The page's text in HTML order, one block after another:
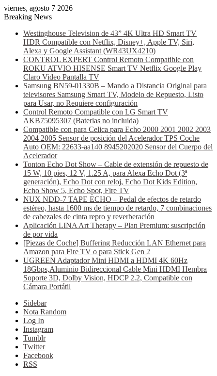
viernes, agosto 7 2026
Breaking News
Westinghouse Television de 43” 4K Ultra HD Smart TV
HDR Compatible con Netflix, Disney+, Apple TV, Siri,
Alexa y Google Assistant (WR43UX4210)
CONTROL EXPERT Control Remoto Compatible con
ROKU ATVIO HISENSE Smart TV Netflix Google Play
Claro Video Pantalla TV
Samsung BN59-01330B – Mando a Distancia Original para
televisores Samsung Smart TV, Modelo de Repuesto, Listo
para Usar, no Requiere configuración
Control Remoto Compatible con LG Smart TV
AKB75095307 (Baterias no incluida)
Compatible con para Celica para Echo 2000 2001 2002 2003
2004 2005 Sensor de posición del Acelerador TPS Coche
Auto OEM: 22633-aa140 8945202020 Sensor del Cuerpo del
Acelerador
Tonton Echo Dot Show – Cable de extensión de repuesto de
15 W, 10 pies, 12 V, 1.25 A, para Alexa Echo Dot (3ª
generación), Echo Dot con reloj, Echo Dot Kids Edition,
Echo Show 5, Echo Spot, Fire TV
NUX NDD-7 TAPE ECHO – Pedal de efectos de retardo
estéreo, hasta 1600 ms de tiempo de retardo, 7 combinaciones
de cabezales de cinta repro y reverberación
Aplicación LINA Art Therapy – Plan Premium: suscripción
de por vida
[Piezas de Coche] Buffering Reducción LAN Ethernet para
Amazon para Fire TV o para Stick Gen 2
UGREEN Adaptador Mini HDMI a HDMI 4K 60Hz
18Gbps,Aluminio Bidireccional Cable Mini HDMI Hembra
Soporte 3D, Dolby Vision, HDCP 2.2, Compatible con
Cámara Portátil
Sidebar
Nota Random
Log In
Instagram
Tumblr
Twitter
Facebook
RSS